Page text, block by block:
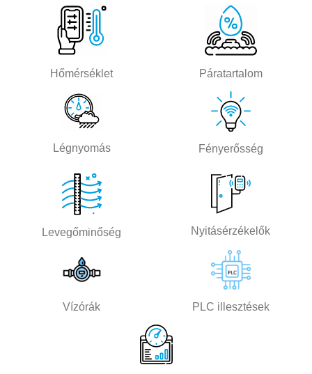
Hőmérséklet Páratartalom
Légnyomás Fényerősség
Levegőminőség Nyitásérzékelők
Vízórák PLC illesztések